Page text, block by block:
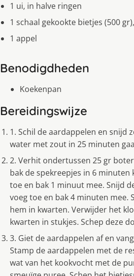
1 ui, in halve ringen
1 schaal gekookte bietjes (500
1 appel
Benodigdheden
Koekenpan
Bereidingswijze
1. Schil de aardappelen en snijd
water met zout in 25 minuten
2. Verhit ondertussen 25 gr
bak de spekreepjes in 6 minuten
toe en bak 1 minuut mee. Snijd
voeg toe en bak 4 minuten mee.
hem in kwarten. Verwijder het
kwarten in stukjes. Schep deze
3. Giet de aardappelen af en
Stamp de aardappelen met de
wat van het kookvocht met de